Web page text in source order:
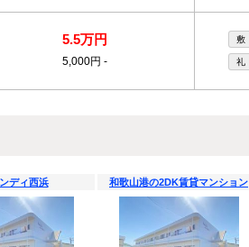
5.5万円
5,000円 -
敷
礼
ディ西浜 和歌山港の2DK賃貸マンション